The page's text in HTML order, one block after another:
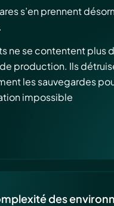
s’en prennent
ne se contentent plus
production. Ils
les sauvegardes
impossible
des